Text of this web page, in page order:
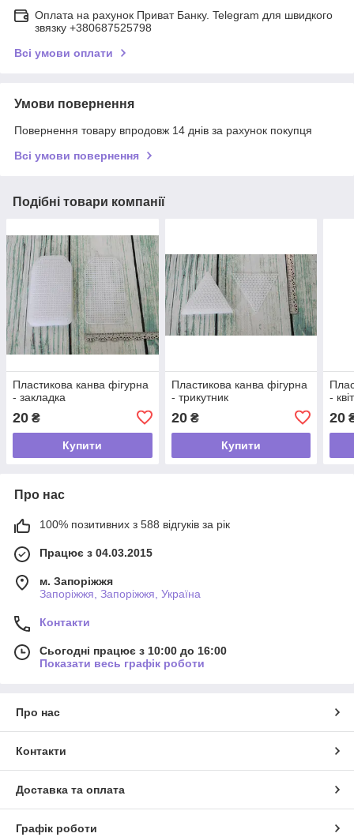
Оплата на рахунок Приват Банку. Telegram для швидкого
звязку +380687525798
Всі умови оплати
Умови повернення
Повернення товару впродовж 14 днів за рахунок покупця
Всі умови повернення
Подібні товари компанії
Пластикова канва фігурна
- закладка
20 ₴
Купити
Пластикова канва фігурна
- трикутник
20₴
Купити
-
20
Про нас
100% позитивних з 588 відгуків за рік
Працює з 04.03.2015
м. Запоріжжя
Запоріжжя, Запоріжжя, Україна
Контакти
Сьогодні працює з 10:00 до 16:00
Показати весь графік роботи
Про нас
Контакти
Доставка та оплата
Графік роботи